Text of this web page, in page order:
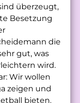
überzeugt,
Besetzung
die
gut, was
wird.
Wir wollen
zeigen und
bieten.